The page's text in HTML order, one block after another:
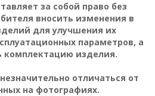
за собой право без
вносить изменения в
для улучшения их
параметров, а
комплектацию изделия.
отличаться от
на фотографиях.